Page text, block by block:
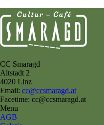
CC Smaragd
Altstadt 2
4020 Linz
Email: cc@ccsmaragd.at
Facetime: cc@ccsmaragd.at
Menu
AGB